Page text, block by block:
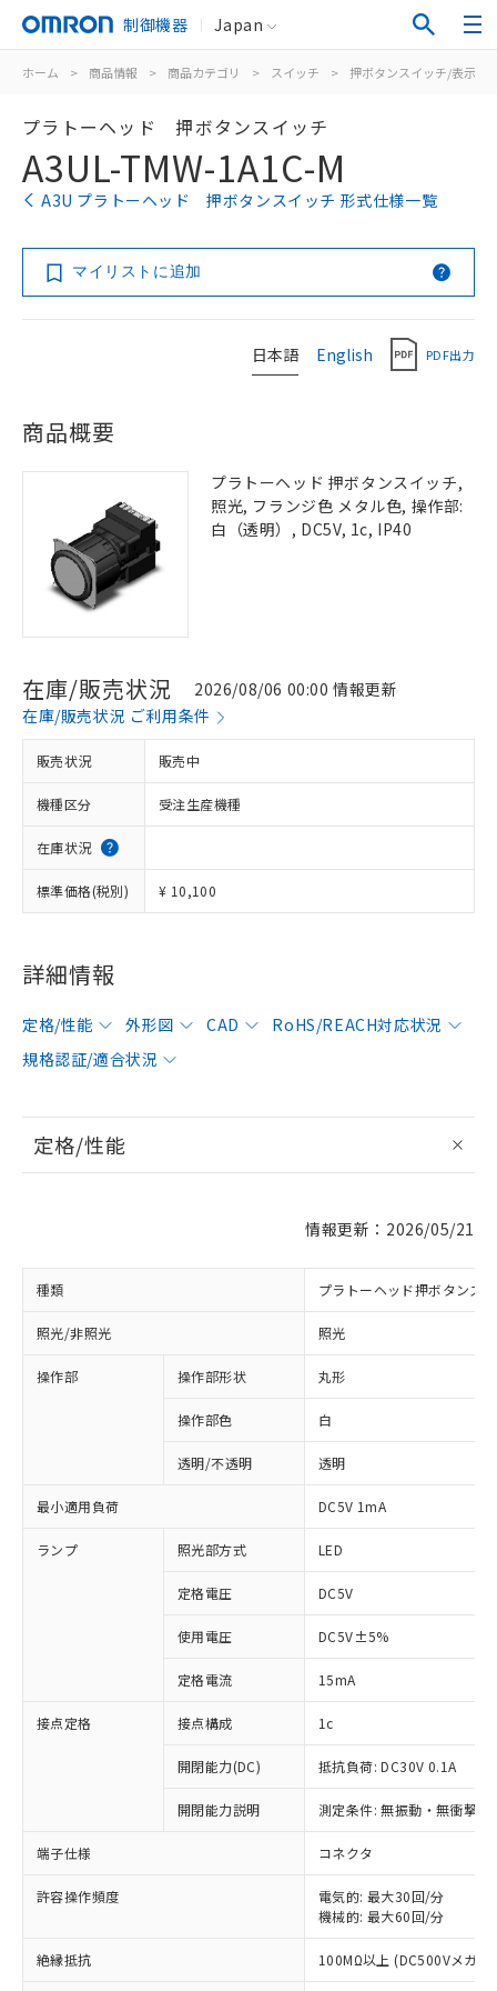
制御機器 Japan
ホーム > 商品情報 > 商品カテゴリ > スイッチ > 押ボタンスイッチ/表示灯
プラトーヘッド 押ボタンスイッチ
A3UL-TMW-1A1C-M
A3U プラトーヘッド 押ボタンスイッチ 形式仕様一覧
マイリストに追加
日本語 English PDF出力
商品概要
プラトーヘッド 押ボタンスイッチ,
照光, フランジ色 メタル色, 操作部:
白（透明）, DC5V, 1c, IP40
在庫/販売状況
2026/08/06 00:00 情報更新
在庫/販売状況 ご利用条件
販売状況 販売中
機種区分 受注生産機種
在庫状況
標準価格(税別) ¥ 10,100
詳細情報
定格/性能 外形図 CAD
RoHS/REACH対応状況
規格認証/適合状況
定格/性能
情報更新：2026/05/21
種類 プラトーヘッド押ボタンス
照光/非照光 照光
操作部 操作部形状 丸形
操作部色 白
透明/不透明 透明
最小適用負荷 DC5V 1mA
ランプ 照光部方式 LED
定格電圧 DC5V
使用電圧 DC5V±5%
定格電流 15mA
接点定格 接点構成 1c
開閉能力(DC) 抵抗負荷: DC30V 0.1A
開閉能力説明 測定条件: 無振動・無衝撃
端子仕様 コネクタ
許容操作頻度
電気的: 最大30回/分
機械的: 最大60回/分
絶縁抵抗 100MΩ以上 (DC500Vメガ)
ご利用条件
対応済み：EU RoHS指令（10物質）の
非含有に対応した製品が提供可能な商品で
対応予定：EU RoHS指令（10物質）の非含
有に対応した製品に切り替える予定のある